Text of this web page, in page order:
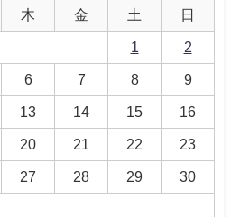
木 金 土 日
1 2
6 7 8 9
13 14 15 16
20 21 22 23
27 28 29 30